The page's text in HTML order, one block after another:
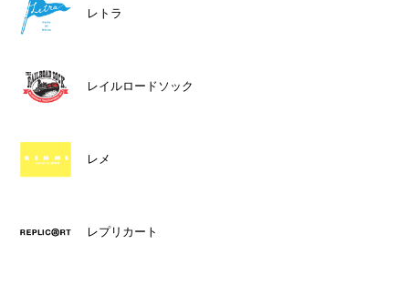
レトラ
レイルロードソック
レメ
レプリカート